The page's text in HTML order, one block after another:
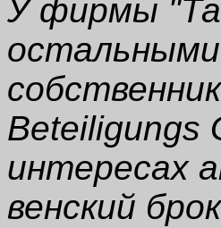
У фирмы
Beteiligungs
интересах
венский